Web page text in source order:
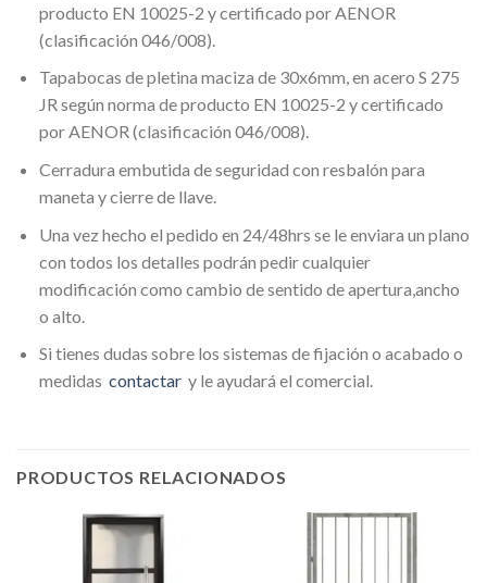
producto EN 10025-2 y certificado por AENOR
(clasificación 046/008).
Tapabocas de pletina maciza de 30x6mm, en acero S 275
JR según norma de producto EN 10025-2 y certificado
por AENOR (clasificación 046/008).
Cerradura embutida de seguridad con resbalón para
maneta y cierre de llave.
Una vez hecho el pedido en 24/48hrs se le enviara un plano
con todos los detalles podrán pedir cualquier
modificación como cambio de sentido de apertura,ancho
o alto.
Si tienes dudas sobre los sistemas de fijación o acabado o
medidas contactar y le ayudará el comercial.
PRODUCTOS RELACIONADOS